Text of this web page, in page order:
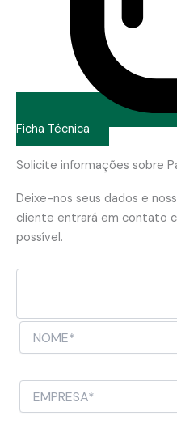
Ficha Técnica
Solicite informações sobre
Deixe-nos seus dados e
cliente entrará em contato
possível.